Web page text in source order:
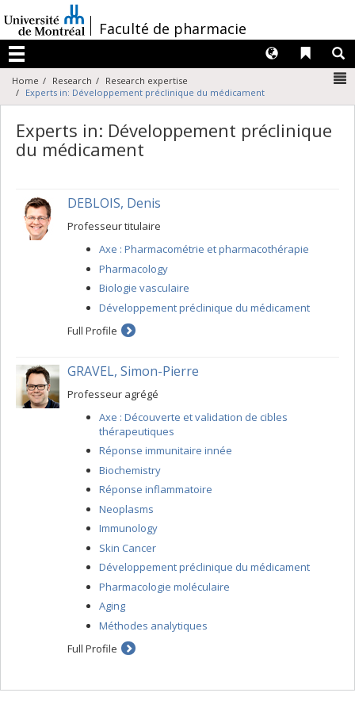
au
contenu
/Faculté de pharmacie
Menu
Liens
Langues
Home Research
Research expertise
Experts in: Développement préclinique du médicament
Experts in: Développement préclinique
du médicament
DEBLOIS, Denis
Professeur titulaire
Axe : Pharmacométrie et pharmacothérapie
Pharmacology
Biologie vasculaire
Développement préclinique du médicament
Full Profile
GRAVEL, Simon-Pierre
Professeur agrégé
Axe : Découverte et validation de cibles
thérapeutiques
Réponse immunitaire innée
Biochemistry
Réponse inflammatoire
Neoplasms
Immunology
Skin Cancer
Développement préclinique du médicament
Pharmacologie moléculaire
Aging
Méthodes analytiques
Full Profile